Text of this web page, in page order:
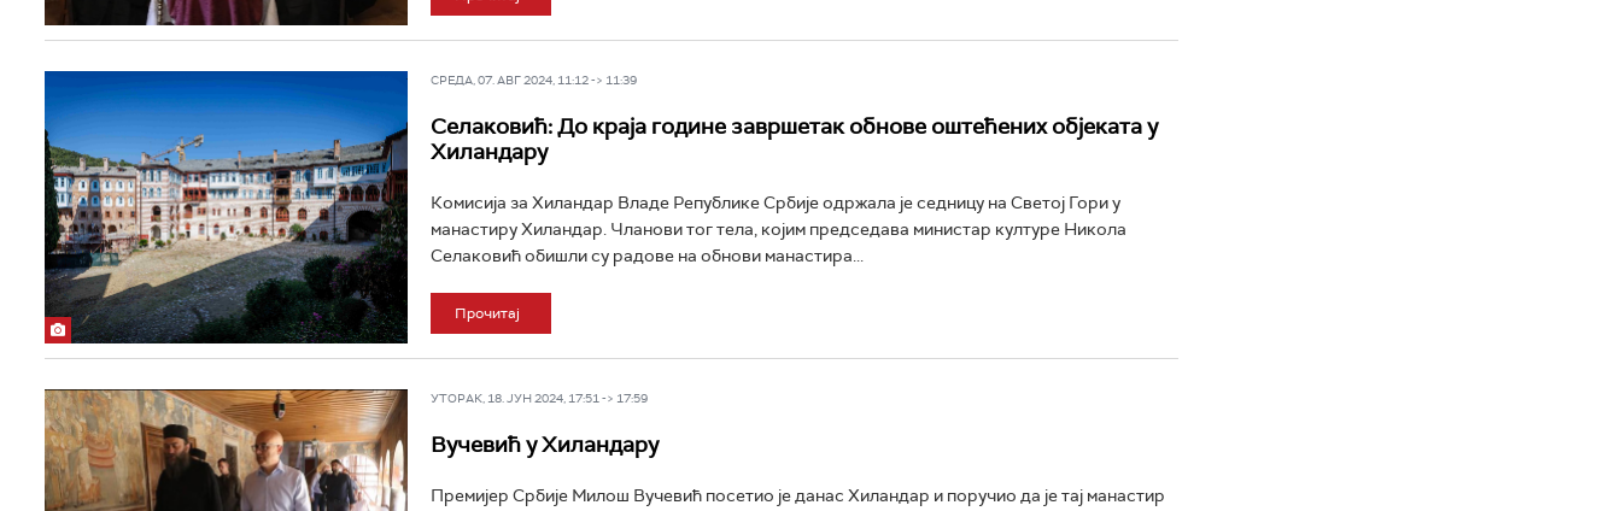
СРЕДА, 07. АВГ 2024, 11:12 -> 11:39
Селаковић: До краја године завршетак обнове оштећених објеката у
Хиландару
Комисија за Хиландар Владе Републике Србије одржала је седницу на Светој Гори у
манастиру Хиландар. Чланови тог тела, којим председава министар културе Никола
Селаковић обишли су радове на обнови манастира...
Прочитај
УТОРАК, 18. ЈУН 2024, 17:51 -> 17:59
Вучевић у Хиландару
Премијер Србије Милош Вучевић посетио је данас Хиландар и поручио да је тај манастир